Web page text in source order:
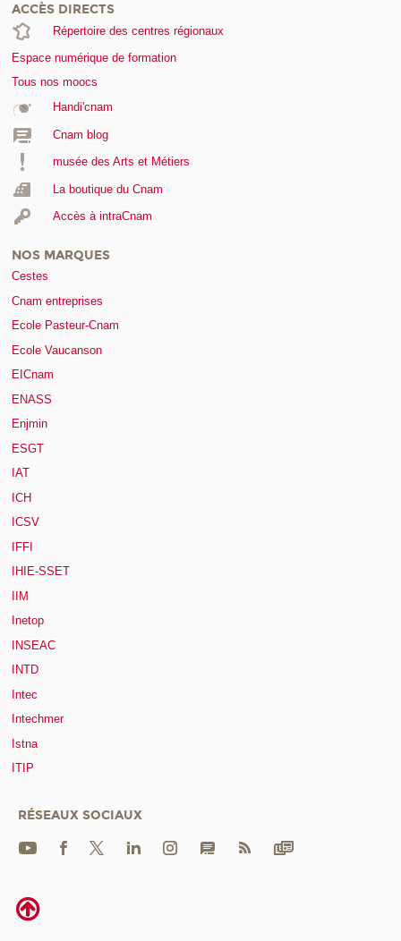
ACCÈS DIRECTS
Répertoire des centres régionaux
Espace numérique de formation
Tous nos moocs
Handi'cnam
Cnam blog
musée des Arts et Métiers
La boutique du Cnam
Accès à intraCnam
NOS MARQUES
Cestes
Cnam entreprises
Ecole Pasteur-Cnam
Ecole Vaucanson
EICnam
ENASS
Enjmin
ESGT
IAT
ICH
ICSV
IFFI
IHIE-SSET
IIM
Inetop
INSEAC
INTD
Intec
Intechmer
Istna
ITIP
RÉSEAUX SOCIAUX